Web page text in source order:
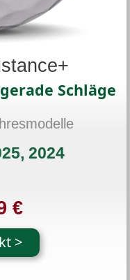
Schläge
2024
€
>